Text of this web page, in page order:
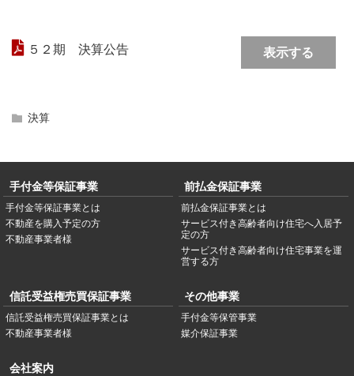
５２期 決算公告 表示する
決算
手付金等保証事業
手付金等保証事業とは
不動産を購入予定の方
不動産事業者様
前払金保証事業
前払金保証事業とは
サービス付き高齢者向け住宅へ入居予
定の方
サービス付き高齢者向け住宅事業を運
営する方
信託受益権売買保証事業
信託受益権売買保証事業とは
不動産事業者様
その他事業
手付金等保管事業
媒介保証事業
会社案内